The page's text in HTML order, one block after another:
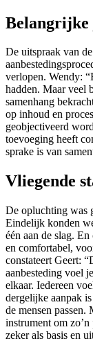
De uitspraak van
verlopen. Wendy:
hadden. Maar veel
samenhang
op inhoud en
geobjectiveerd
toevoeging heeft
sprake is van
Vliegende
De opluchting was
Eindelijk konden
één aan de slag.
en comfortabel,
constateert Geert:
aanbesteding voel
elkaar. Iedereen
dergelijke aanpak
de mensen
instrument om
zeker als basis en